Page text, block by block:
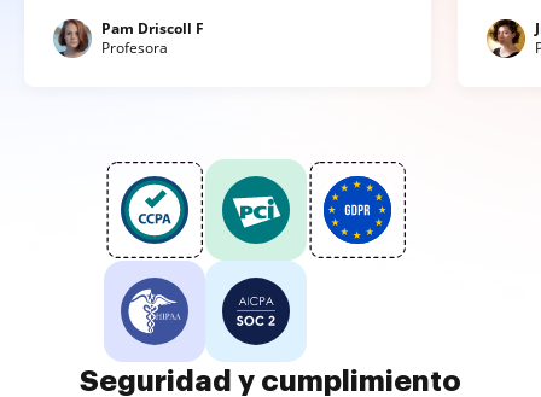
Pam Driscoll F
Profesora
Seguridad y cumplimiento